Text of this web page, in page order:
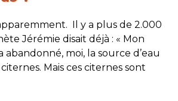
Il y a plus de 2.000
Jérémie disait déjà : « Mon
moi, la source d’eau
Mais ces citernes sont